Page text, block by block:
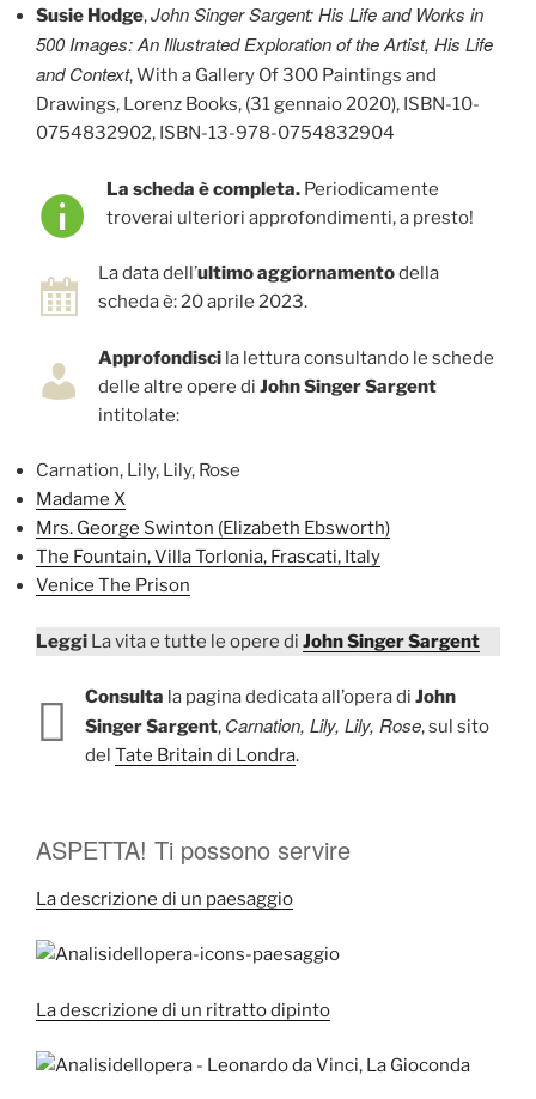
Susie Hodge,John Singer Sargent: His Life and Works in
500 Images: An Illustrated Exploration of the Artist, His Life
and Context, With a Gallery Of 300 Paintings and
Drawings, Lorenz Books, (31 gennaio 2020), ISBN-10-
0754832902, ISBN-13-978-0754832904
La scheda è completa. Periodicamente
troverai ulteriori approfondimenti, a presto!
La data dell’ultimo aggiornamentodella
scheda è: 20 aprile 2023.
Approfondisci la lettura consultando le schede
delle altre opere di John Singer Sargent
intitolate:
Carnation, Lily, Lily, Rose
Madame X
Mrs. George Swinton (Elizabeth Ebsworth)
The Fountain, Villa Torlonia, Frascati, Italy
Venice The Prison
Leggi La vita e tutte le opere di John Singer Sargent
Consulta la pagina dedicata all’opera di John
Singer Sargent, Carnation, Lily, Lily, Rose, sul sito
del Tate Britain di Londra.
ASPETTA! Ti possono servire
La descrizione di un paesaggio
La descrizione di un ritratto dipinto